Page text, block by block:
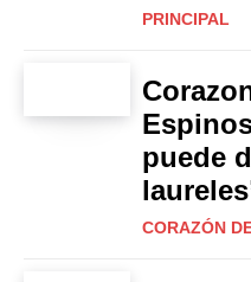
PRINCIPAL
puede
CORAZÓN